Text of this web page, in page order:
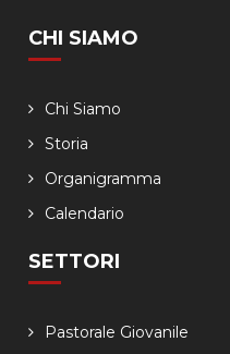
CHI SIAMO
Chi Siamo
Storia
Organigramma
Calendario
SETTORI
Pastorale Giovanile